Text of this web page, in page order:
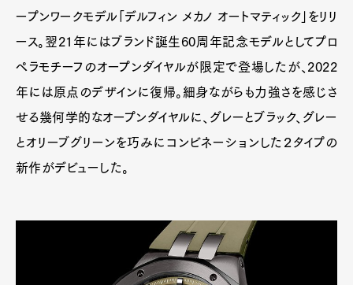
ープンワークモデル「デルフィン メカノ オートマティック」をリリ
ース。翌21年にはブランド誕生60周年記念モデルとしてプロ
ペラモチーフのオープンダイヤルが限定で登場したが、2022
年には原点のデザインに復帰。細身ながらも力強さを感じさ
せる幾何学的なオープンダイヤルに、グレーとブラック、グレー
とオリーブグリーンを巧みにコンビネーションした２タイプの
新作がデビューした。